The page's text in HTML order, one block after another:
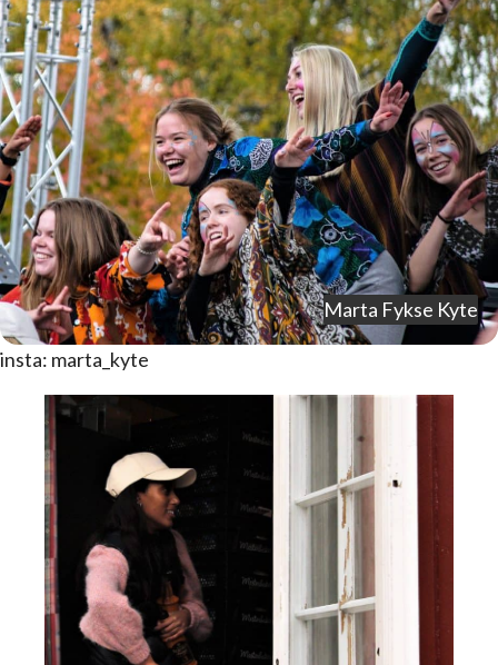
Marta Fykse Kyte
insta: marta_kyte